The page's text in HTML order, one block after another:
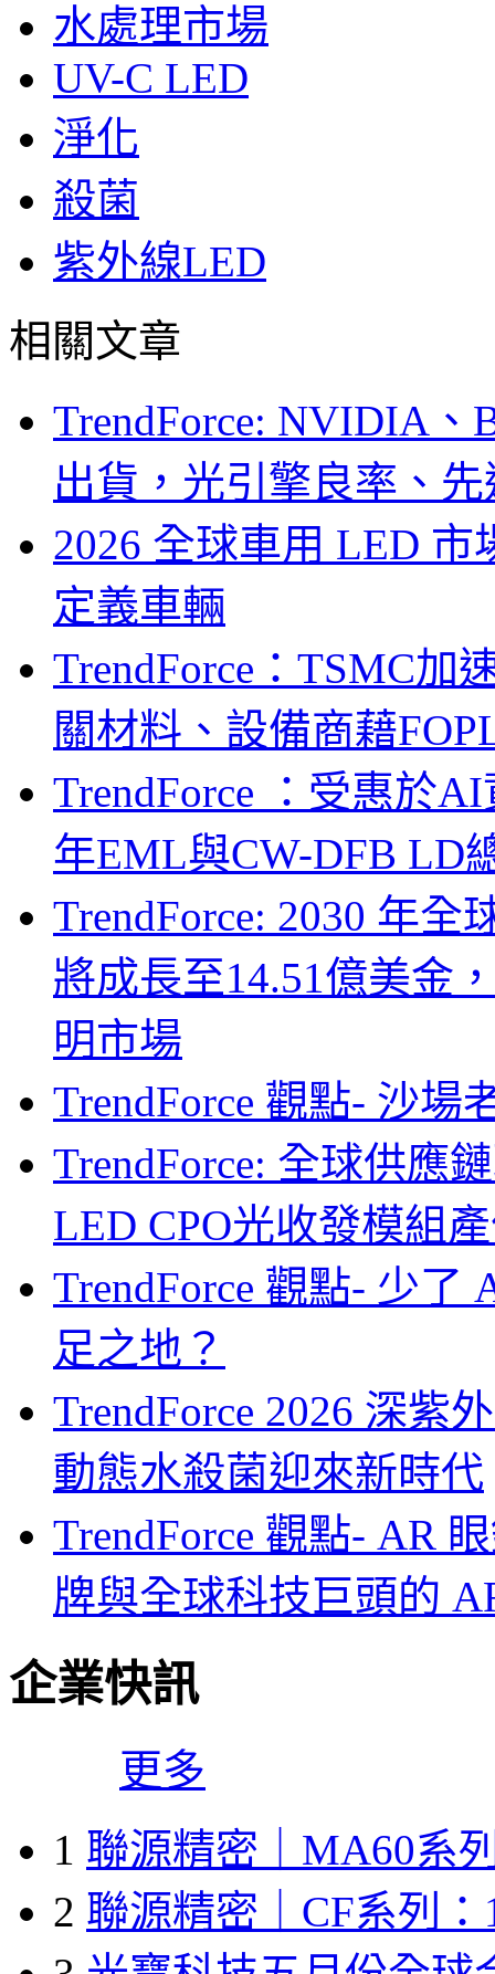
水處理市場
UV-C LED
淨化
殺菌
紫外線LED
相關文章
TrendForce: NVIDIA、
出貨，光引擎良率、
2026 全球車用 LED
定義車輛
TrendForce：TSMC加
關材料、設備商藉
TrendForce ：受惠於
年EML與CW-DFB LD
TrendForce: 2030 年
將成長至14.51億美金
明市場
TrendForce 觀點- 沙場
TrendForce: 全球供應
LED CPO光收發模組
TrendForce 觀點- 少
足之地？
TrendForce 2026 深紫
動態水殺菌迎來新時代
TrendForce 觀點- AR
牌與全球科技巨頭的
企業快訊
更多
1 聯源精密｜MA60系
2 聯源精密｜CF系列：